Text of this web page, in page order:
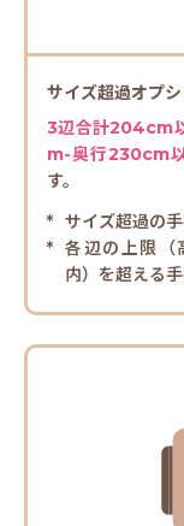
サイズ超過オプ
3辺合計204cm
m-奥行230cm以
す。
サイズ超過の
各辺の上限
内）を超える